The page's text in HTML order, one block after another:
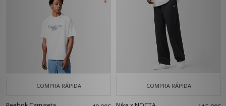
COMPRA RÁPIDA COMPRA RÁPIDA